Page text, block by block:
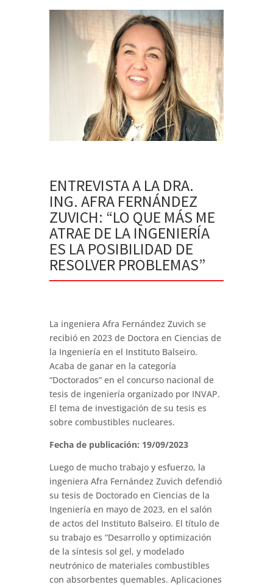
ENTREVISTA A LA DRA.
ING. AFRA FERNÁNDEZ
ZUVICH: “LO QUE MÁS ME
ATRAE DE LA INGENIERÍA
ES LA POSIBILIDAD DE
RESOLVER PROBLEMAS”
La ingeniera Afra Fernández Zuvich se
recibió en 2023 de Doctora en Ciencias de
la Ingeniería en el Instituto Balseiro.
Acaba de ganar en la categoría
“Doctorados” en el concurso nacional de
tesis de ingeniería organizado por INVAP.
El tema de investigación de su tesis es
sobre combustibles nucleares.
Fecha de publicación: 19/09/2023
Luego de mucho trabajo y esfuerzo, la
ingeniera Afra Fernández Zuvich defendió
su tesis de Doctorado en Ciencias de la
Ingeniería en mayo de 2023, en el salón
de actos del Instituto Balseiro. El título de
su trabajo es “Desarrollo y optimización
de la síntesis sol gel, y modelado
neutrónico de materiales combustibles
con absorbentes quemables. Aplicaciones